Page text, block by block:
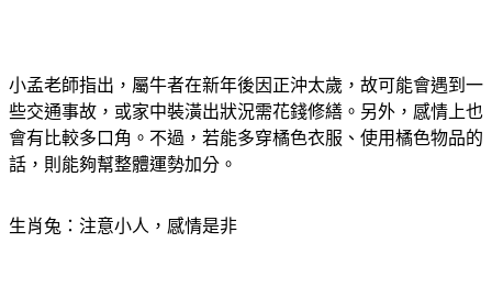
小孟老師指出，屬牛者在新年後因正沖太歲，故可能會遇到一
些交通事故，或家中裝潢出狀況需花錢修繕。另外，感情上也
會有比較多口角。不過，若能多穿橘色衣服、使用橘色物品的
話，則能夠幫整體運勢加分。
生肖兔：注意小人，感情是非